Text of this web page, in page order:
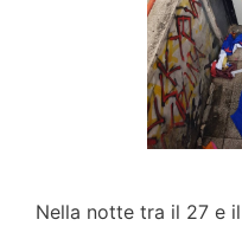
Nella notte tra il 27 e